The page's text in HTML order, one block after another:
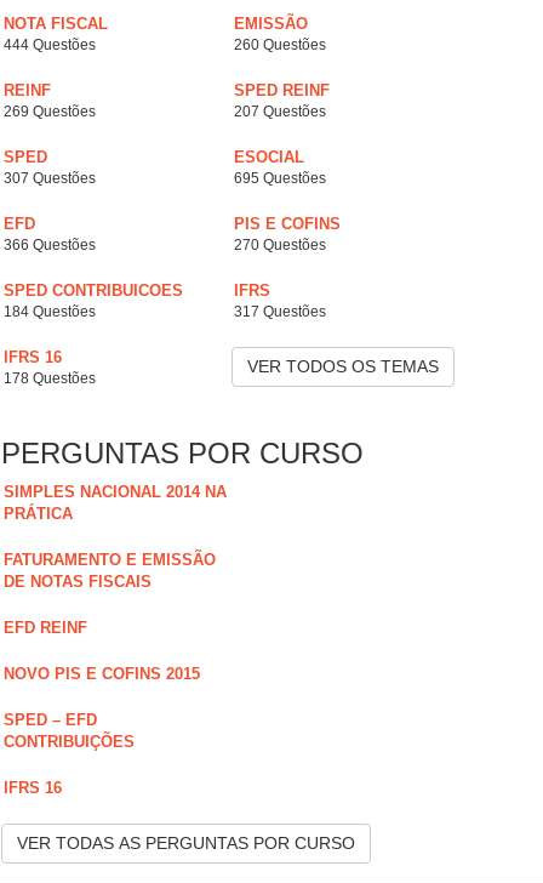
NOTA FISCAL
444 Questões
EMISSÃO
260 Questões
REINF
269 Questões
SPED REINF
207 Questões
SPED
307 Questões
ESOCIAL
695 Questões
EFD
366 Questões
PIS E COFINS
270 Questões
SPED CONTRIBUICOES
184 Questões
IFRS
317 Questões
IFRS 16
178 Questões
VER TODOS OS TEMAS
PERGUNTAS POR CURSO
SIMPLES NACIONAL 2014 NA
PRÁTICA
FATURAMENTO E EMISSÃO
DE NOTAS FISCAIS
EFD REINF
NOVO PIS E COFINS 2015
SPED – EFD
CONTRIBUIÇÕES
IFRS 16
VER TODAS AS PERGUNTAS POR CURSO